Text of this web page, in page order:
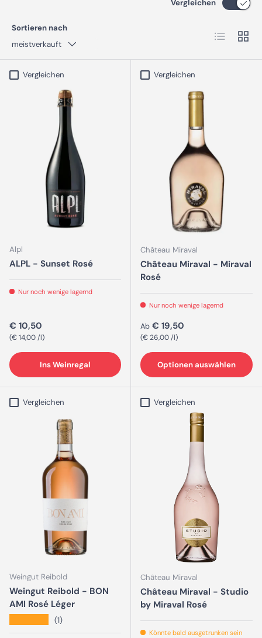
Sortieren nach
meistverkauft
Vergleichen
Produktliste
Vergleichen
Alpl
ALPL - Sunset Rosé
Nur noch wenige lagernd
Normaler Preis
€ 10,50
Grundpreis
€ 14,00 /l
Ins Weinregal
Vergleichen
Château Miraval
Château Miraval - Miraval
Rosé
Nur noch wenige lagernd
Normaler Preis
Ab € 19,50
Grundpreis
€ 26,00 /l
Optionen auswählen
Vergleichen
Weingut Reibold
Weingut Reibold - BON
AMI Rosé Léger
(1)
Vergleichen
Château Miraval
Château Miraval - Studio
by Miraval Rosé
Könnte bald ausgetrunken sein